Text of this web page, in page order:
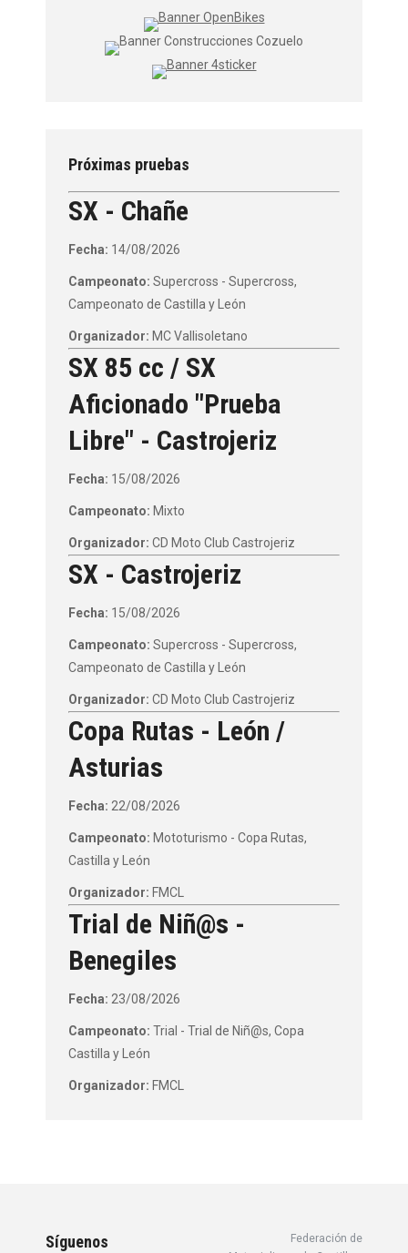
Próximas pruebas
SX - Chañe
Fecha: 14/08/2026
Campeonato: Supercross - Supercross,
Campeonato de Castilla y León
Organizador: MC Vallisoletano
SX 85 cc / SX
Aficionado "Prueba
Libre" - Castrojeriz
Fecha: 15/08/2026
Campeonato: Mixto
Organizador: CD Moto Club Castrojeriz
SX - Castrojeriz
Fecha: 15/08/2026
Campeonato: Supercross - Supercross,
Campeonato de Castilla y León
Organizador: CD Moto Club Castrojeriz
Copa Rutas - León /
Asturias
Fecha: 22/08/2026
Campeonato: Mototurismo - Copa Rutas,
Castilla y León
Organizador: FMCL
Trial de Niñ@s -
Benegiles
Fecha: 23/08/2026
Campeonato: Trial - Trial de Niñ@s, Copa
Castilla y León
Organizador: FMCL
Síguenos
Federación de